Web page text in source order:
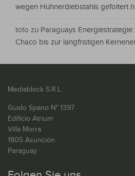
wegen Hühnerdiebstahls gefoltert
toto zu Paraguays
Chaco bis zur langfristigen
Mediablock S.R.L.
Guido Spano N° 1397
Edificio Atrium
Villa Morra
1805 Asunción
Paraguay